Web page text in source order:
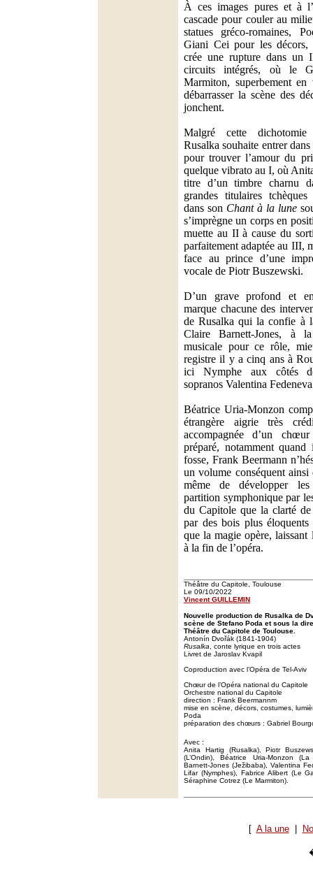
À ces images pures et à
cascade pour couler au
statues gréco-romaines,
Giani Cei pour les décors,
crée une rupture dans un
circuits intégrés, où le
Marmiton, superbement
débarrasser la scène des
jonchent.
Malgré cette dichotomie
Rusalka souhaite entrer
pour trouver l’amour du
quelque vibrato au I, où
titre d’un timbre charnu
grandes titulaires
dans son Chant à la lune
s’imprègne un corps en
muette au II à cause du
parfaitement adaptée au III,
face au prince d’une
vocale de Piotr Buszewski.
D’un grave profond et
marque chacune des
de Rusalka qui la confie à
Claire Barnett-Jones, à
musicale pour ce rôle,
registre il y a cinq ans à
ici Nymphe aux côtés
sopranos Valentina
Béatrice Uria-Monzon
étrangère aigrie très
accompagnée d’un
préparé, notamment
fosse, Frank Beermann
un volume conséquent
même de développer
partition symphonique par
du Capitole que la clarté de
par des bois plus éloquents
que la magie opère, laissant
à la fin de l’opéra.
Théâtre du Capitole, Toulouse
Le 09/10/2022
Vincent GUILLEMIN
Nouvelle production de Rusalka de
scène de Stefano Poda et sous la
Théâtre du Capitole de Toulouse.
Antonín Dvořák (1841-1904)
Rusalka , conte lyrique en trois actes
Livret de Jaroslav Kvapil
Coproduction avec l’Opéra de Tel-Aviv
Chœur de l’Opéra national du Capitole
Orchestre national du Capitole
direction : Frank Beermannm
mise en scène, décors, costumes,
Poda
préparation des chœurs : Gabriel
Avec :
Anita Hartig (Rusalka), Piotr
(L’Ondin), Béatrice Uria-Monzon
Barnett-Jones (Ježibaba), Valentina
Lifar (Nymphes), Fabrice Alibert (Le
Séraphine Cotrez (Le Marmiton).
[ A la une|